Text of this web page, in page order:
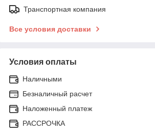
Транспортная компания
Все условия доставки
Условия оплаты
Наличными
Безналичный расчет
Наложенный платеж
РАССРОЧКА